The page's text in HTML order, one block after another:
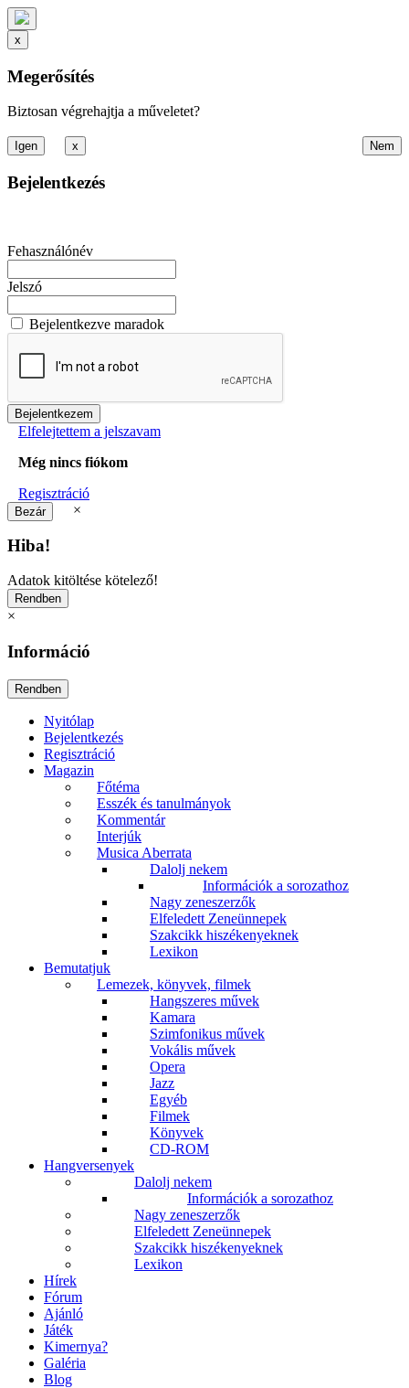
x
Megerősítés
Biztosan végrehajtja a műveletet?
x
Bejelentkezés
Fehasználónév
Jelszó
Bejelentkezve maradok
Elfelejtettem a jelszavam
Még nincs fiókom
Regisztráció
×
Hiba!
Adatok kitöltése kötelező!
×
Információ
Nyitólap
Bejelentkezés
Regisztráció
Magazin
Főtéma
Esszék és tanulmányok
Kommentár
Interjúk
Musica Aberrata
Dalolj nekem
Információk a sorozathoz
Nagy zeneszerzők
Elfeledett Zeneünnepek
Szakcikk hiszékenyeknek
Lexikon
Bemutatjuk
Lemezek, könyvek, filmek
Hangszeres művek
Kamara
Szimfonikus művek
Vokális művek
Opera
Jazz
Egyéb
Filmek
Könyvek
CD-ROM
Hangversenyek
Dalolj nekem
Információk a sorozathoz
Nagy zeneszerzők
Elfeledett Zeneünnepek
Szakcikk hiszékenyeknek
Lexikon
Hírek
Fórum
Ajánló
Játék
Kimernya?
Galéria
Blog